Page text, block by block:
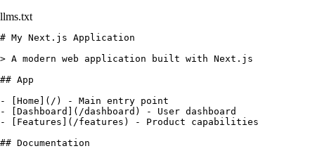
llms.txt
# My Next.js Application
> A modern web application built with Next.js
## App
- [Home](/) - Main entry point
- [Dashboard](/dashboard) - User dashboard
- [Features](/features) - Product capabilities
## Documentation